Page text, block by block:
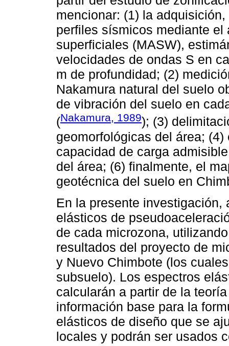
mencionar: (1) la
perfiles sísmicos mediante
superficiales (MASW),
velocidades de ondas S en
m de profundidad; (2)
Nakamura natural del suelo
de vibración del suelo en
(Nakamura, 1989); (3)
geomorfológicas del área;
capacidad de carga
del área; (6) finalmente, el
geotécnica del suelo en
En la presente
elásticos de
de cada microzona,
resultados del proyecto de
y Nuevo Chimbote (los
subsuelo). Los espectros
calcularán a partir de la
información base para la
elásticos de diseño que se
locales y podrán ser usados